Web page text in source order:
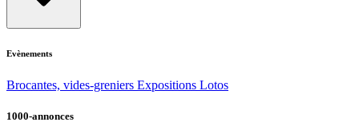
Evènements
Brocantes, vides-greniers Expositions Lotos
1000-annonces